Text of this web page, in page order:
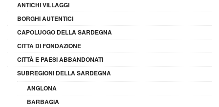
ANTICHI VILLAGGI
BORGHI AUTENTICI
CAPOLUOGO DELLA SARDEGNA
CITTÀ DI FONDAZIONE
CITTÀ E PAESI ABBANDONATI
SUBREGIONI DELLA SARDEGNA
ANGLONA
BARBAGIA